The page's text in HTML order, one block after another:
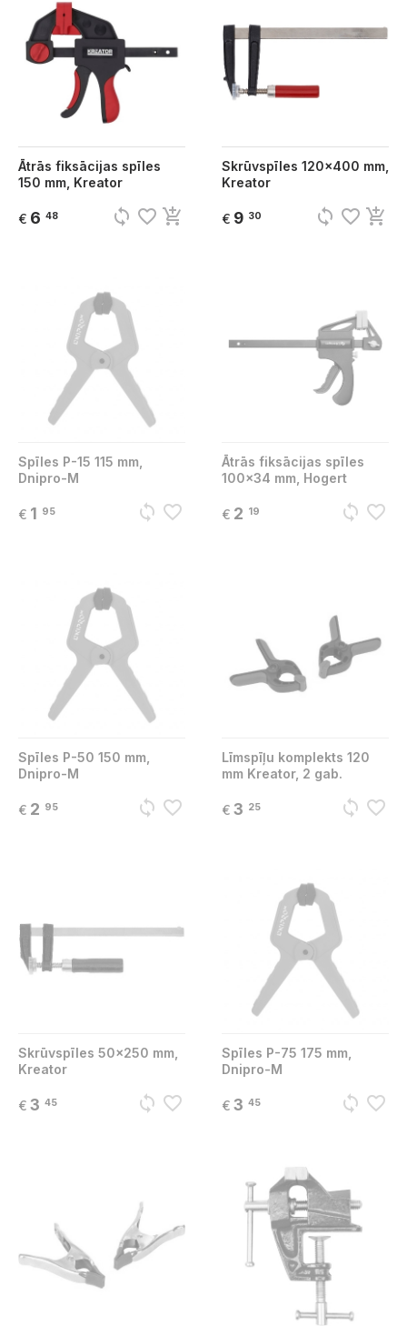
Ātrās fiksācijas spīles
150 mm, Kreator
€ 6 48 sync favorite_border add_shopping_cart
Skrūvspīles 120x400 mm,
Kreator
€ 9 30 sync favorite_border add_shopping_cart
Spīles P-15 115 mm,
Dnipro-M
€ 1 95 sync favorite_border
Ātrās fiksācijas spīles
100x34 mm, Hogert
€ 2 19 sync favorite_border
Spīles P-50 150 mm,
Dnipro-M
€ 2 95 sync favorite_border
Līmspīļu komplekts 120
mm Kreator, 2 gab.
€ 3 25 sync favorite_border
Skrūvspīles 50x250 mm,
Kreator
€ 3 45 sync favorite_border
Spīles P-75 175 mm,
Dnipro-M
€ 3 45 sync favorite_border